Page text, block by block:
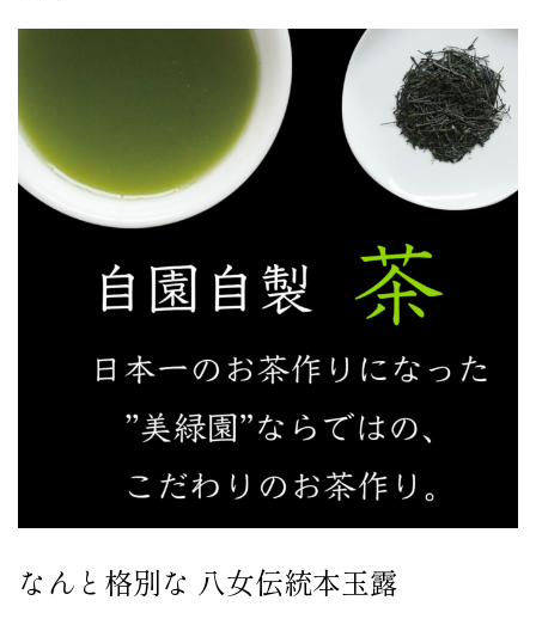
なんと格別な 八女伝統本玉露